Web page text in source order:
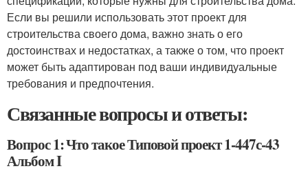
Если вы решили использовать этот проект для
строительства своего дома, важно знать о его
достоинствах и недостатках, а также о том, что проект
может быть адаптирован под ваши индивидуальные
требования и предпочтения.
Связанные вопросы и ответы:
Вопрос 1: Что такое Типовой проект 1-447с-43
Альбом I